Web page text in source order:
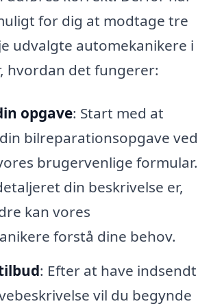
for dig at modtage tre
udvalgte automekanikere i
hvordan det fungerer:
opgave: Start med at
bilreparationsopgave ved
brugervenlige formular.
din beskrivelse er,
kan vores
forstå dine behov.
: Efter at have indsendt
vil du begynde